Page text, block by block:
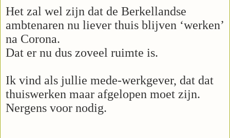
Het zal wel zijn dat de Berkellandse
ambtenaren nu liever thuis blijven ‘werken’
na Corona.
Dat er nu dus zoveel ruimte is.
Ik vind als jullie mede-werkgever, dat dat
thuiswerken maar afgelopen moet zijn.
Nergens voor nodig.